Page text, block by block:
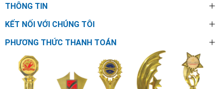
THÔNG TIN
KẾT NỐI VỚI CHÚNG TÔI
PHƯƠNG THỨC THANH TOÁN